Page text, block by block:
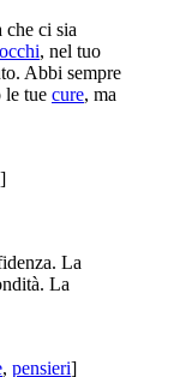
che ci sia
occhi, nel tuo
Abbi sempre
le tue cure, ma
]
La
La
, pensieri]